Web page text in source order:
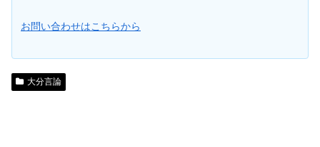
お問い合わせはこちらから
大分言論